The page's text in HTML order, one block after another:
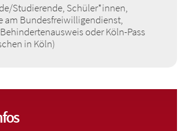
Studierende, Schüler*innen,
am Bundesfreiwilligendienst,
oder Köln-Pass
in Köln)